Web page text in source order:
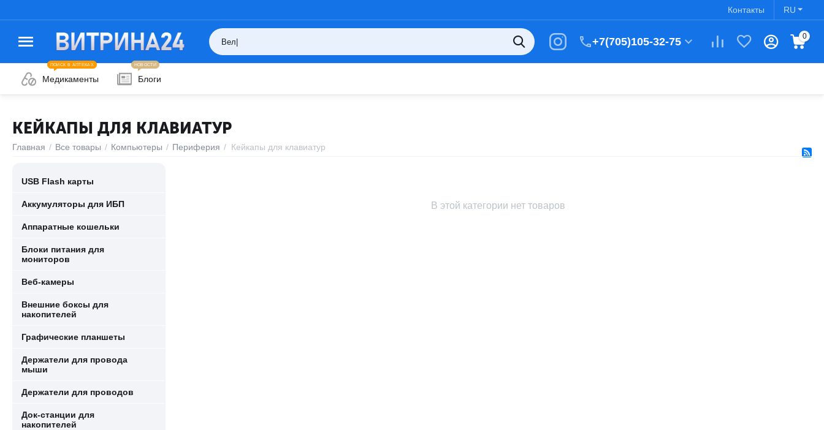
RU
Контакты
+7(705)105-32-75 0
Медикаменты
ПОИСК В АПТЕКАХ
Блоги
НОВОСТИ
КЕЙКАПЫ ДЛЯ КЛАВИАТУР
Главная / Все товары / Компьютеры / Периферия / Кейкапы для клавиатур
В этой категории нет товаров
USB Flash карты
Аккумуляторы для ИБП
Аппаратные кошельки
Блоки питания для
мониторов
Веб-камеры
Внешние боксы для
накопителей
Графические планшеты
Держатели для провода
мыши
Держатели для проводов
Док-станции для
накопителей